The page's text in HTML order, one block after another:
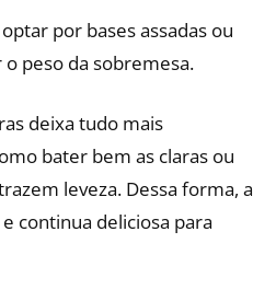
por bases assadas ou
peso da sobremesa.
deixa tudo mais
bater bem as claras ou
leveza. Dessa forma, a
continua deliciosa para